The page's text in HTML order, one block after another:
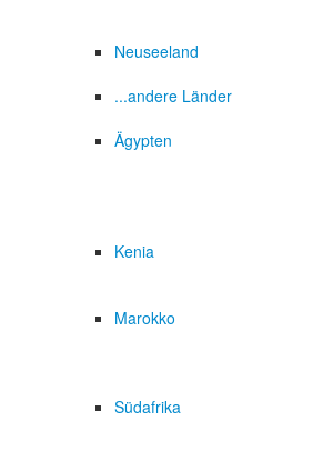
Neuseeland
...andere Länder
Ägypten
Kenia
Marokko
Südafrika